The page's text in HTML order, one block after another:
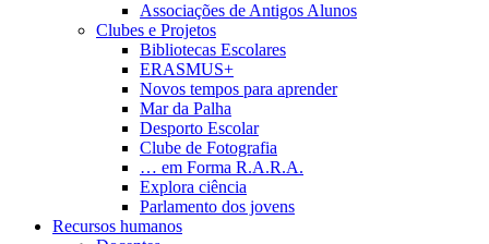
Associações de Antigos Alunos
Clubes e Projetos
Bibliotecas Escolares
ERASMUS+
Novos tempos para aprender
Mar da Palha
Desporto Escolar
Clube de Fotografia
… em Forma R.A.R.A.
Explora ciência
Parlamento dos jovens
Recursos humanos